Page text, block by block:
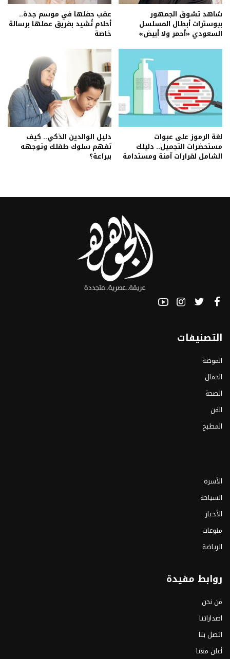
شاهد تشوق الجمهور
ببوسترات أبطال المسلسل
السعودي «أحمر ولا أبيض»
عقب حفلها في موسم جدة..
أحلام تُشيد بفريق عملها برسالة
خاصة
لغة الرموز على عبوات
مستحضرات التجميل.. دليلك
الشامل لقرارات آمنة ومستدامة
دليل الوالدين الذكي.. كيف
تفهم سلوك طفلك وتوجهه
ببراعة؟
التصنيفات
الموضة
الجمال
الصحة
الفن
المطبخ
الأسرة
السياحة
الأخبار
منوعات
الرياضة
روابط مفيدة
من نحن
اصداراتنا
اتصل بنا
أعلن معنا